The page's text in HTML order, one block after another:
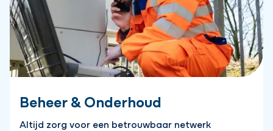
Beheer & Onderhoud
Altijd zorg voor een betrouwbaar netwerk